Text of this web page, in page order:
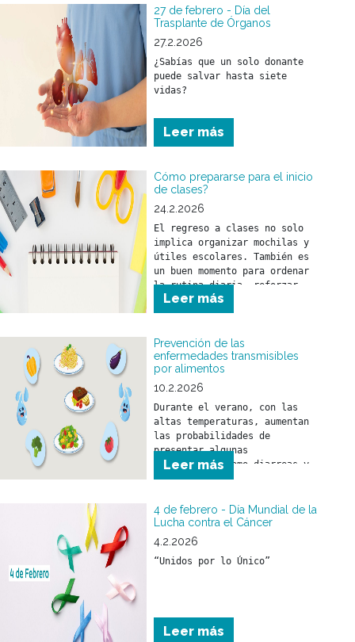
27 de febrero - Día del
Trasplante de Órganos
27.2.2026
¿Sabías que un solo donante
puede salvar hasta siete
vidas?
Leer más
Cómo prepararse para el inicio
de clases?
24.2.2026
El regreso a clases no solo
implica organizar mochilas y
útiles escolares. También es
un buen momento para ordenar
la rutina diaria, reforzar
hábitos saludables y realizar
los controles de salud
Leer más
Prevención de las
enfermedades transmisibles
por alimentos
10.2.2026
Durante el verano, con las
altas temperaturas, aumentan
las probabilidades de
presentar algunas
enfermedades como diarreas y
el SUH (Síndrome urémico
prevenibles con medidas
sencillas como:
Leer más
4 de febrero - Día Mundial de la
Lucha contra el Cáncer
4.2.2026
“Unidos por lo Único”
Leer más